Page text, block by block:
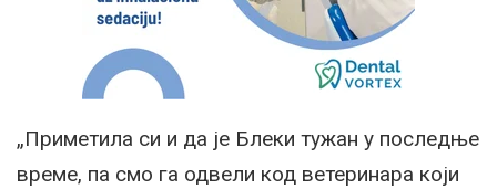
„Приметила си и да је Блеки тужан у последње
време, па смо га одвели код ветеринара који